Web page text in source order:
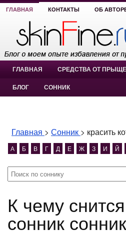
ГЛАВНАЯ КОНТАКТЫ ОБ
ГЛАВНАЯ СРЕДСТВА ОТ
БЛОГ СОННИК
Главная > Сонник > красить
А Б В Г Д Е Ж З И Й
К чему снится красить кота сонник? красить кота
сонник сонник